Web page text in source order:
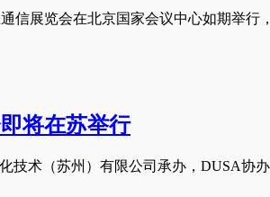
信展览会在北京国家会议中心如期举
将在苏举行
技术（苏州）有限公司承办，DUSA